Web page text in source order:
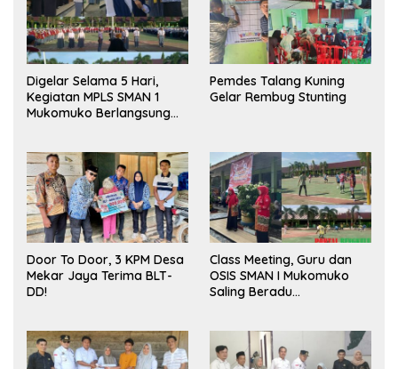
Digelar Selama 5 Hari,
Kegiatan MPLS SMAN 1
Mukomuko Berlangsung
Pemdes Talang Kuning
Gelar Rembug Stunting
Door To Door, 3 KPM Desa
Mekar Jaya Terima BLT-
DD!
Class Meeting, Guru dan
OSIS SMAN I Mukomuko
Saling Beradu